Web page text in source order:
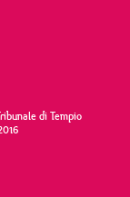
di Tempio